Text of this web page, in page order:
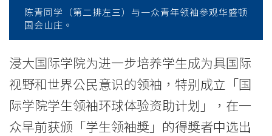
计
划」
体
验
陈青同学（第二排左三）与一众青年领袖参观华盛顿
国会山庄。
浸大国际学院为进一步培养学生成为具国际
视野和世界公民意识的领袖，特别成立「国
际学院学生领袖环球体验资助计划」，在一
众早前获颁「学生领袖奬」的得奬者中选出